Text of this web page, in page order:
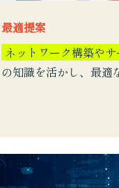
最適提案
ネットワーク構築や
の知識を活かし、最適